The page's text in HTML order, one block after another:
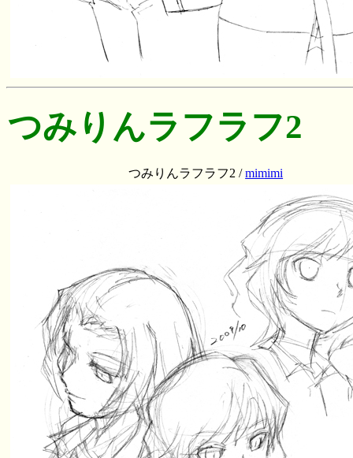
つみりんラフラフ2
つみりんラフラフ2 /mimimi